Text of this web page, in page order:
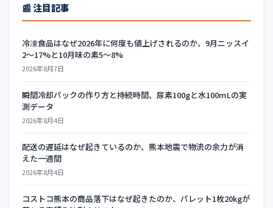
📰 注目記事
冷凍食品はなぜ2026年に何度も値上げされるのか、9月ニッスイ
2〜17%と10月味の素5〜8%
2026年8月7日
瞬間冷却パックの作り方と持続時間、尿素100gと水100mLの実
測データ
2026年8月4日
配送の遅延はなぜ起きているのか、熊本地震で物流の余力が消
えた一週間
2026年8月4日
コストコ熊本の商品落下はなぜ起きたのか、パレット1枚20kgが